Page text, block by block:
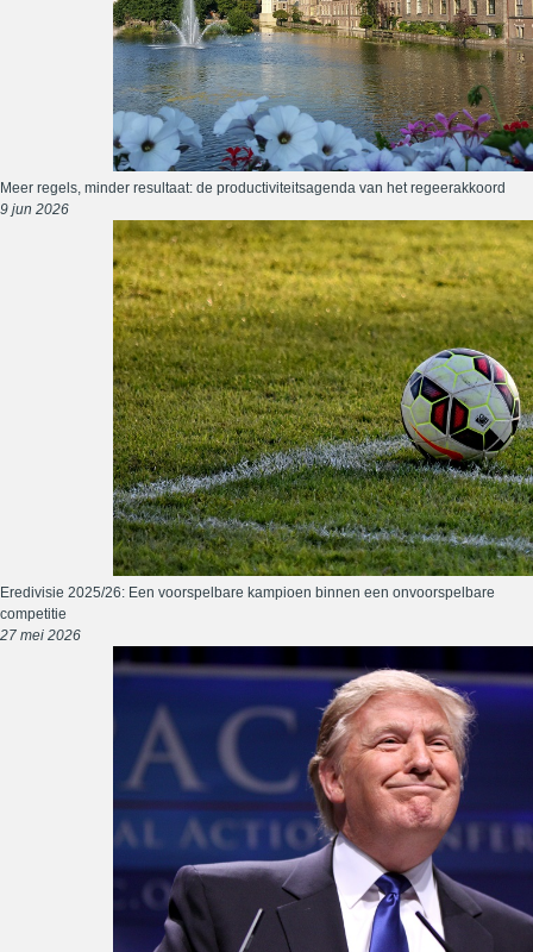
Meer regels, minder resultaat: de productiviteitsagenda van het regeerakkoord
9 jun 2026
Eredivisie 2025/26: Een voorspelbare kampioen binnen een onvoorspelbare
competitie
27 mei 2026